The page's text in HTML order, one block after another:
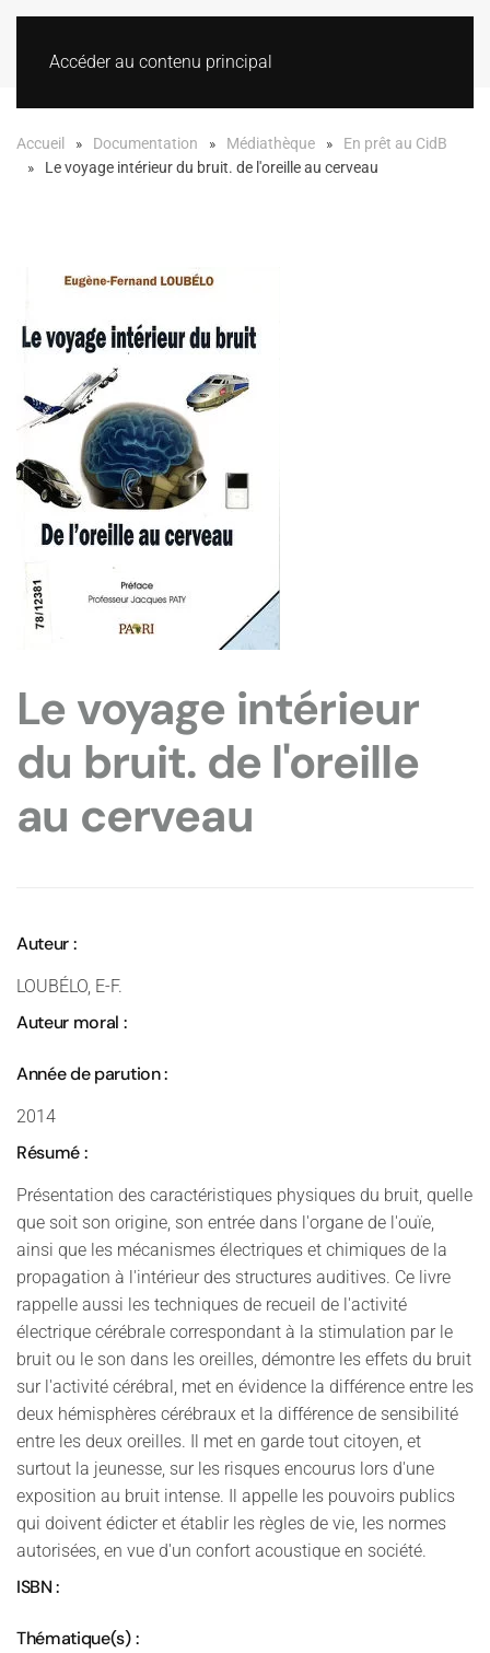
Accéder au contenu principal
Accueil Documentation Médiathèque
En prêt au CidB
Le voyage intérieur du bruit. de l'oreille au cerveau
Le voyage intérieur
du bruit. de l'oreille
au cerveau
Auteur :
LOUBÉLO, E-F.
Auteur moral :
Année de parution :
2014
Résumé :
Présentation des caractéristiques physiques du bruit, quelle
que soit son origine, son entrée dans l'organe de l'ouïe,
ainsi que les mécanismes électriques et chimiques de la
propagation à l'intérieur des structures auditives. Ce livre
rappelle aussi les techniques de recueil de l'activité
électrique cérébrale correspondant à la stimulation par le
bruit ou le son dans les oreilles, démontre les effets du bruit
sur l'activité cérébral, met en évidence la différence entre les
deux hémisphères cérébraux et la différence de sensibilité
entre les deux oreilles. Il met en garde tout citoyen, et
surtout la jeunesse, sur les risques encourus lors d'une
exposition au bruit intense. Il appelle les pouvoirs publics
qui doivent édicter et établir les règles de vie, les normes
autorisées, en vue d'un confort acoustique en société.
ISBN :
Thématique(s) :